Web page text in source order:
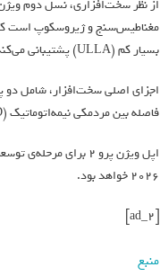
از نظر سخت‌افزاری، نسل دوم
بسیار کم (ULLA) پشتیبانی می‌کند.
فاصله بین مردمکی نیمه‌اتوماتیک (IPD)، قطب‌نما، حسگر نور محیط، مغناطیس‌سنج، شتاب‌سنج و ژیروسکوپ است.
۲۰۲۶ خواهد بود.
[ad_2]
منبع